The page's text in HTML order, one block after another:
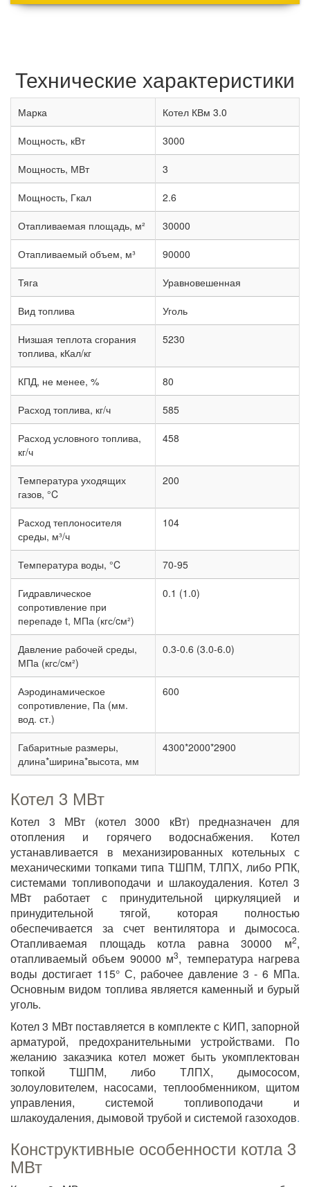
Технические характеристики
Марка Котел КВм 3.0
Мощность, кВт 3000
Мощность, МВт 3
Мощность, Гкал 2.6
Отапливаемая площадь, м² 30000
Отапливаемый объем, м³ 90000
Тяга Уравновешенная
Вид топлива Уголь
Низшая теплота сгорания
топлива, кКал/кг
5230
КПД, не менее, % 80
Расход топлива, кг/ч 585
Расход условного топлива,
кг/ч
458
Температура уходящих
газов, °C
200
Расход теплоносителя
среды, м³/ч
104
Температура воды, °C 70-95
Гидравлическое
сопротивление при
перепаде t, МПа (кгс/cм²)
0.1 (1.0)
Давление рабочей среды,
МПа (кгс/cм²)
0.3-0.6 (3.0-6.0)
Аэродинамическое
сопротивление, Па (мм.
вод. ст.)
600
Габаритные размеры,
длина*ширина*высота, мм
4300*2000*2900
Котел 3 МВт
Котел 3 МВт (котел 3000 кВт) предназначен для
отопления и горячего водоснабжения. Котел
устанавливается в механизированных котельных с
механическими топками типа ТШПМ, ТЛПХ, либо РПК,
системами топливоподачи и шлакоудаления. Котел 3
МВт работает с принудительной циркуляцией и
принудительной тягой, которая полностью
обеспечивается за счет вентилятора и дымососа.
Отапливаемая площадь котла равна 30000 м2,
отапливаемый объем 90000 м3, температура нагрева
воды достигает 115° С, рабочее давление 3 - 6 МПа.
Основным видом топлива является каменный и бурый
уголь.
Котел 3 МВт поставляется в комплекте с КИП, запорной
арматурой, предохранительными устройствами. По
желанию заказчика котел может быть укомплектован
топкой ТШПМ, либо ТЛПХ, дымососом,
золоуловителем, насосами, теплообменником, щитом
управления, системой топливоподачи и
шлакоудаления, дымовой трубой и системой газоходов.
Конструктивные особенности котла 3
МВт